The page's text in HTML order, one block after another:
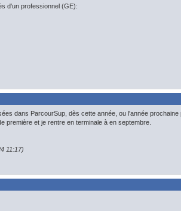
d'un professionnel (GE):
dans ParcourSup, dès cette année, ou l'année prochaine
première et je rentre en terminale à en septembre.
11:17)